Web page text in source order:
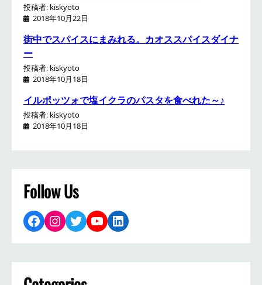
投稿者: kiskyoto
2018年10月22日
街中でスパイスにまみれる。カオススパイスダイナ
ー
投稿者: kiskyoto
2018年10月18日
イルポッツォで塩イクラのパスタを食べれた～♪
投稿者: kiskyoto
2018年10月18日
Follow Us
Facebook Instagram Twitter YouTube LinkedIn